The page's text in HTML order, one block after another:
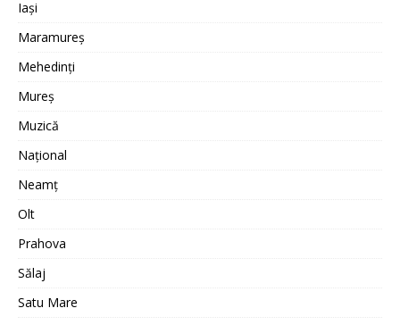
Iași
Maramureș
Mehedinți
Mureș
Muzică
Național
Neamț
Olt
Prahova
Sălaj
Satu Mare